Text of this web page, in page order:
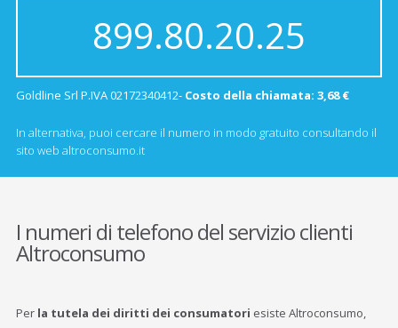
899.80.20.25
Goldline Srl P.IVA 02172340412- Costo della chiamata: 3,68 €
In alternativa, puoi cercare il numero in modo gratuito consultando il
sito web altroconsumo.it
I numeri di telefono del servizio clienti
Altroconsumo
Per la tutela dei diritti dei consumatori esiste Altroconsumo,